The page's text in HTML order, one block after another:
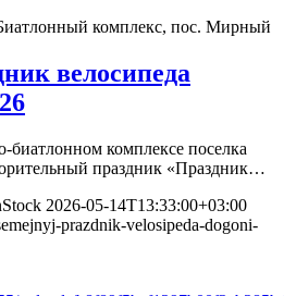
комплекс, пос. Мирный
велосипеда
биатлонном комплексе поселка
праздник «Праздник…
2026-05-14T13:33:00+03:00
prazdnik-velosipeda-dogoni-